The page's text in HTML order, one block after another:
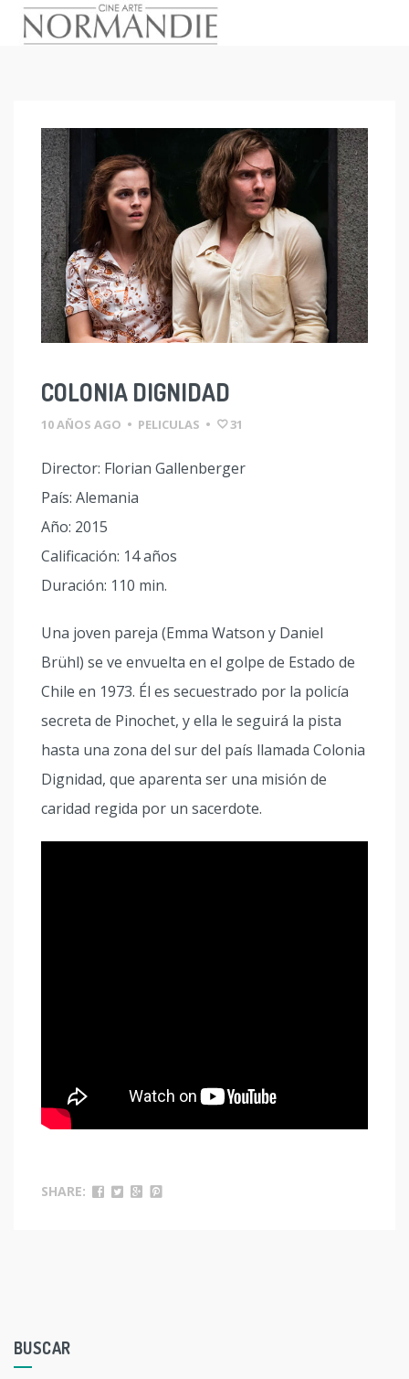
COLONIA DIGNIDAD
10 AÑOS AGO • PELICULAS • 31
Director: Florian Gallenberger
País: Alemania
Año: 2015
Calificación: 14 años
Duración: 110 min.
Una joven pareja (Emma Watson y Daniel
Brühl) se ve envuelta en el golpe de Estado de
Chile en 1973. Él es secuestrado por la policía
secreta de Pinochet, y ella le seguirá la pista
hasta una zona del sur del país llamada Colonia
Dignidad, que aparenta ser una misión de
caridad regida por un sacerdote.
SHARE:
BUSCAR